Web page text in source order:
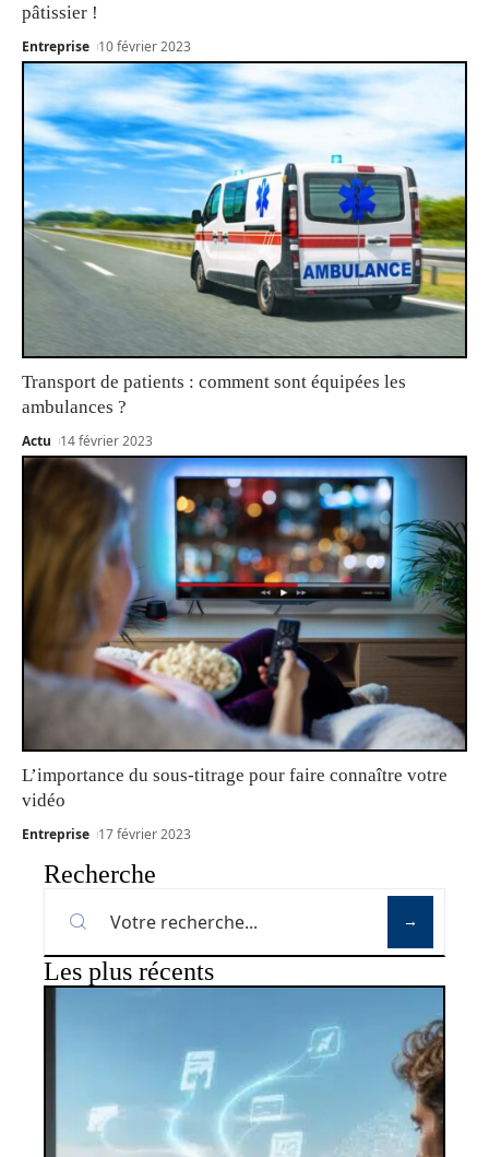
pâtissier !
Entreprise 10 février 2023
Transport de patients : comment sont équipées les
ambulances ?
Actu 14 février 2023
L’importance du sous-titrage pour faire connaître votre
vidéo
Entreprise 17 février 2023
Recherche
Les plus récents